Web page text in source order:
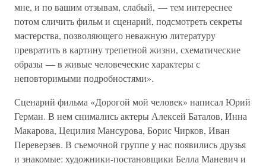
мне, и по вашим отзывам, слабый, — тем интереснее
потом сличить фильм и сценарий, подсмотреть секреты
мастерства, позволяющего неважную литературу
превратить в картину трепетной жизни, схематические
образы — в живые человеческие характеры с
неповторимыми подробностями».
Сценарий фильма «Дорогой мой человек» написал Юрий
Герман. В нем снимались актеры Алексей Баталов, Инна
Макарова, Цецилия Мансурова, Борис Чирков, Иван
Переверзев. В съемочной группе у нас появились друзья
и знакомые: художники-постановщики Белла Маневич и